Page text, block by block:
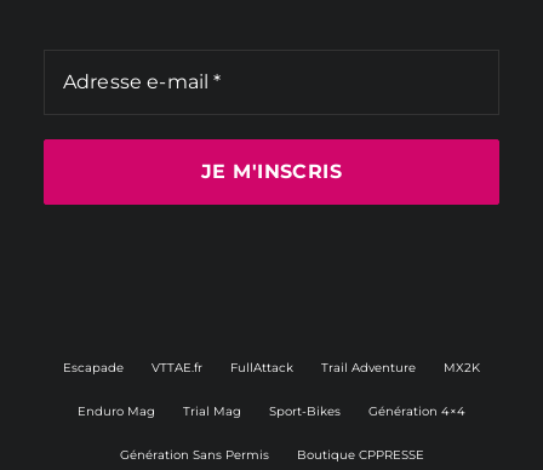
Escapade VTTAE.fr FullAttack Trail Adventure MX2K
Enduro Mag Trial Mag Sport-Bikes Génération 4×4
Génération Sans Permis Boutique CPPRESSE